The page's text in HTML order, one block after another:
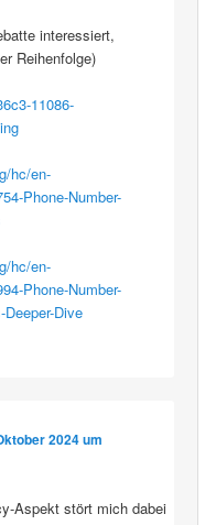
interessiert,
Reihenfolge)
11086-
hc/en-
Phone-Number-
hc/en-
Phone-Number-
Dive
2024 um
Aspekt stört mich dabei